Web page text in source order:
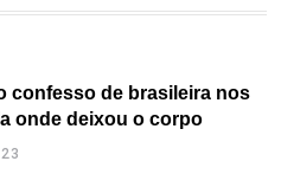
confesso de brasileira nos
onde deixou o corpo